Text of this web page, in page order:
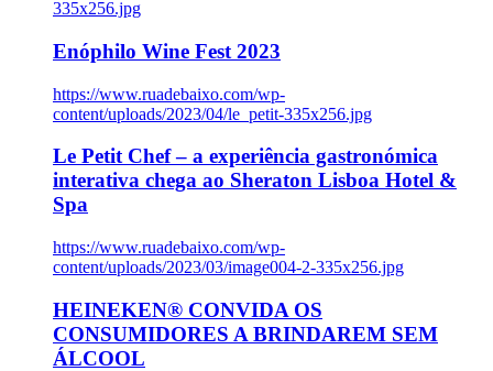
335x256.jpg
Enóphilo Wine Fest 2023
https://www.ruadebaixo.com/wp-
content/uploads/2023/04/le_petit-335x256.jpg
Le Petit Chef – a experiência gastronómica
interativa chega ao Sheraton Lisboa Hotel &
Spa
https://www.ruadebaixo.com/wp-
content/uploads/2023/03/image004-2-335x256.jpg
HEINEKEN® CONVIDA OS
CONSUMIDORES A BRINDAREM SEM
ÁLCOOL